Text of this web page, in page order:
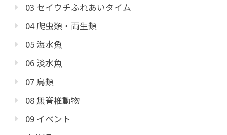
03 セイウチふれあいタイム
04 爬虫類・両生類
05 海水魚
06 淡水魚
07 鳥類
08 無脊椎動物
09 イベント